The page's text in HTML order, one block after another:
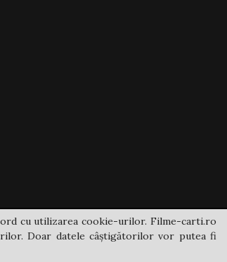
cu utilizarea cookie-urilor. Filme-carti.ro
Doar datele câștigătorilor vor putea fi